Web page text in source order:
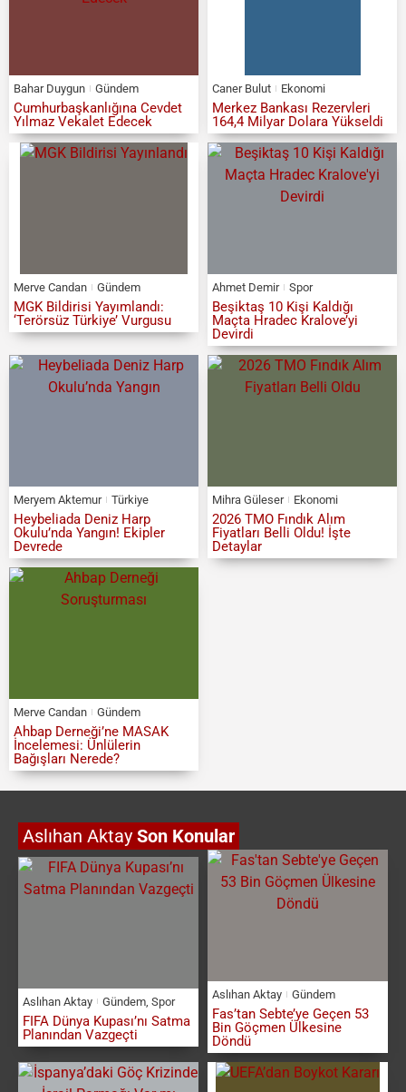
Bahar Duygun Gündem
Cumhurbaşkanlığına Cevdet
Yılmaz Vekalet Edecek
Caner Bulut Ekonomi
Merkez Bankası Rezervleri
164,4 Milyar Dolara Yükseldi
Merve Candan Gündem
MGK Bildirisi Yayımlandı:
‘Terörsüz Türkiye’ Vurgusu
Ahmet Demir Spor
Beşiktaş 10 Kişi Kaldığı
Maçta Hradec Kralove’yi
Devirdi
Meryem Aktemur Türkiye
Heybeliada Deniz Harp
Okulu’nda Yangın! Ekipler
Devrede
Mihra Güleser Ekonomi
2026 TMO Fındık Alım
Fiyatları Belli Oldu! İşte
Detaylar
Merve Candan Gündem
Ahbap Derneği’ne MASAK
İncelemesi: Ünlülerin
Bağışları Nerede?
Aslıhan Aktay Son Konular
Aslıhan Aktay Gündem Spor
FIFA Dünya Kupası’nı Satma
Planından Vazgeçti
Aslıhan Aktay Gündem
Fas’tan Sebte’ye Geçen 53
Bin Göçmen Ülkesine
Döndü